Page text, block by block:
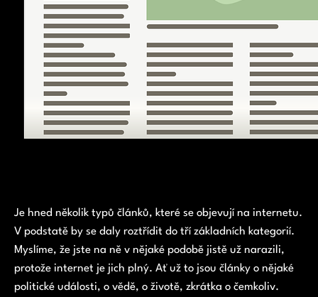
Je hned několik typů článků, které se objevují na internetu.
V podstatě by se daly roztřídit do tří základních kategorií.
Myslíme, že jste na ně v nějaké podobě jistě už narazili,
protože internet je jich plný. Ať už to jsou články o nějaké
politické události, o vědě, o životě, zkrátka o čemkoliv.